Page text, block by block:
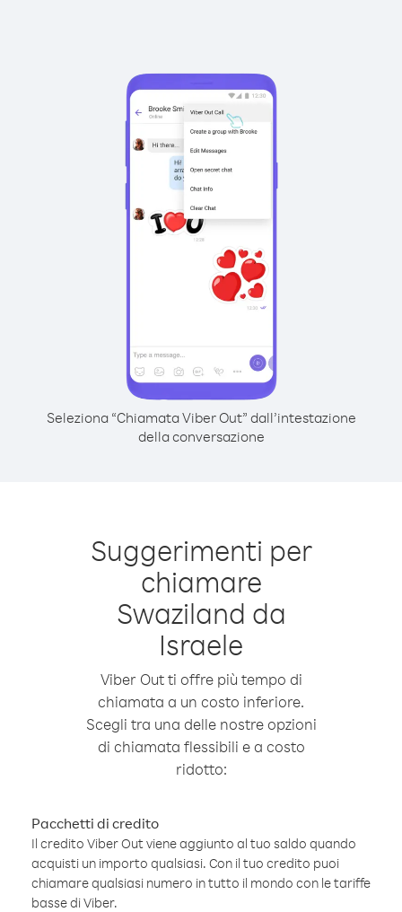
Seleziona “Chiamata Viber Out” dall’intestazione
della conversazione
Suggerimenti per
chiamare
Swaziland da
Israele
Viber Out ti offre più tempo di
chiamata a un costo inferiore.
Scegli tra una delle nostre opzioni
di chiamata flessibili e a costo
ridotto:
Pacchetti di credito
Il credito Viber Out viene aggiunto al tuo saldo quando
acquisti un importo qualsiasi. Con il tuo credito puoi
chiamare qualsiasi numero in tutto il mondo con le tariffe
basse di Viber.